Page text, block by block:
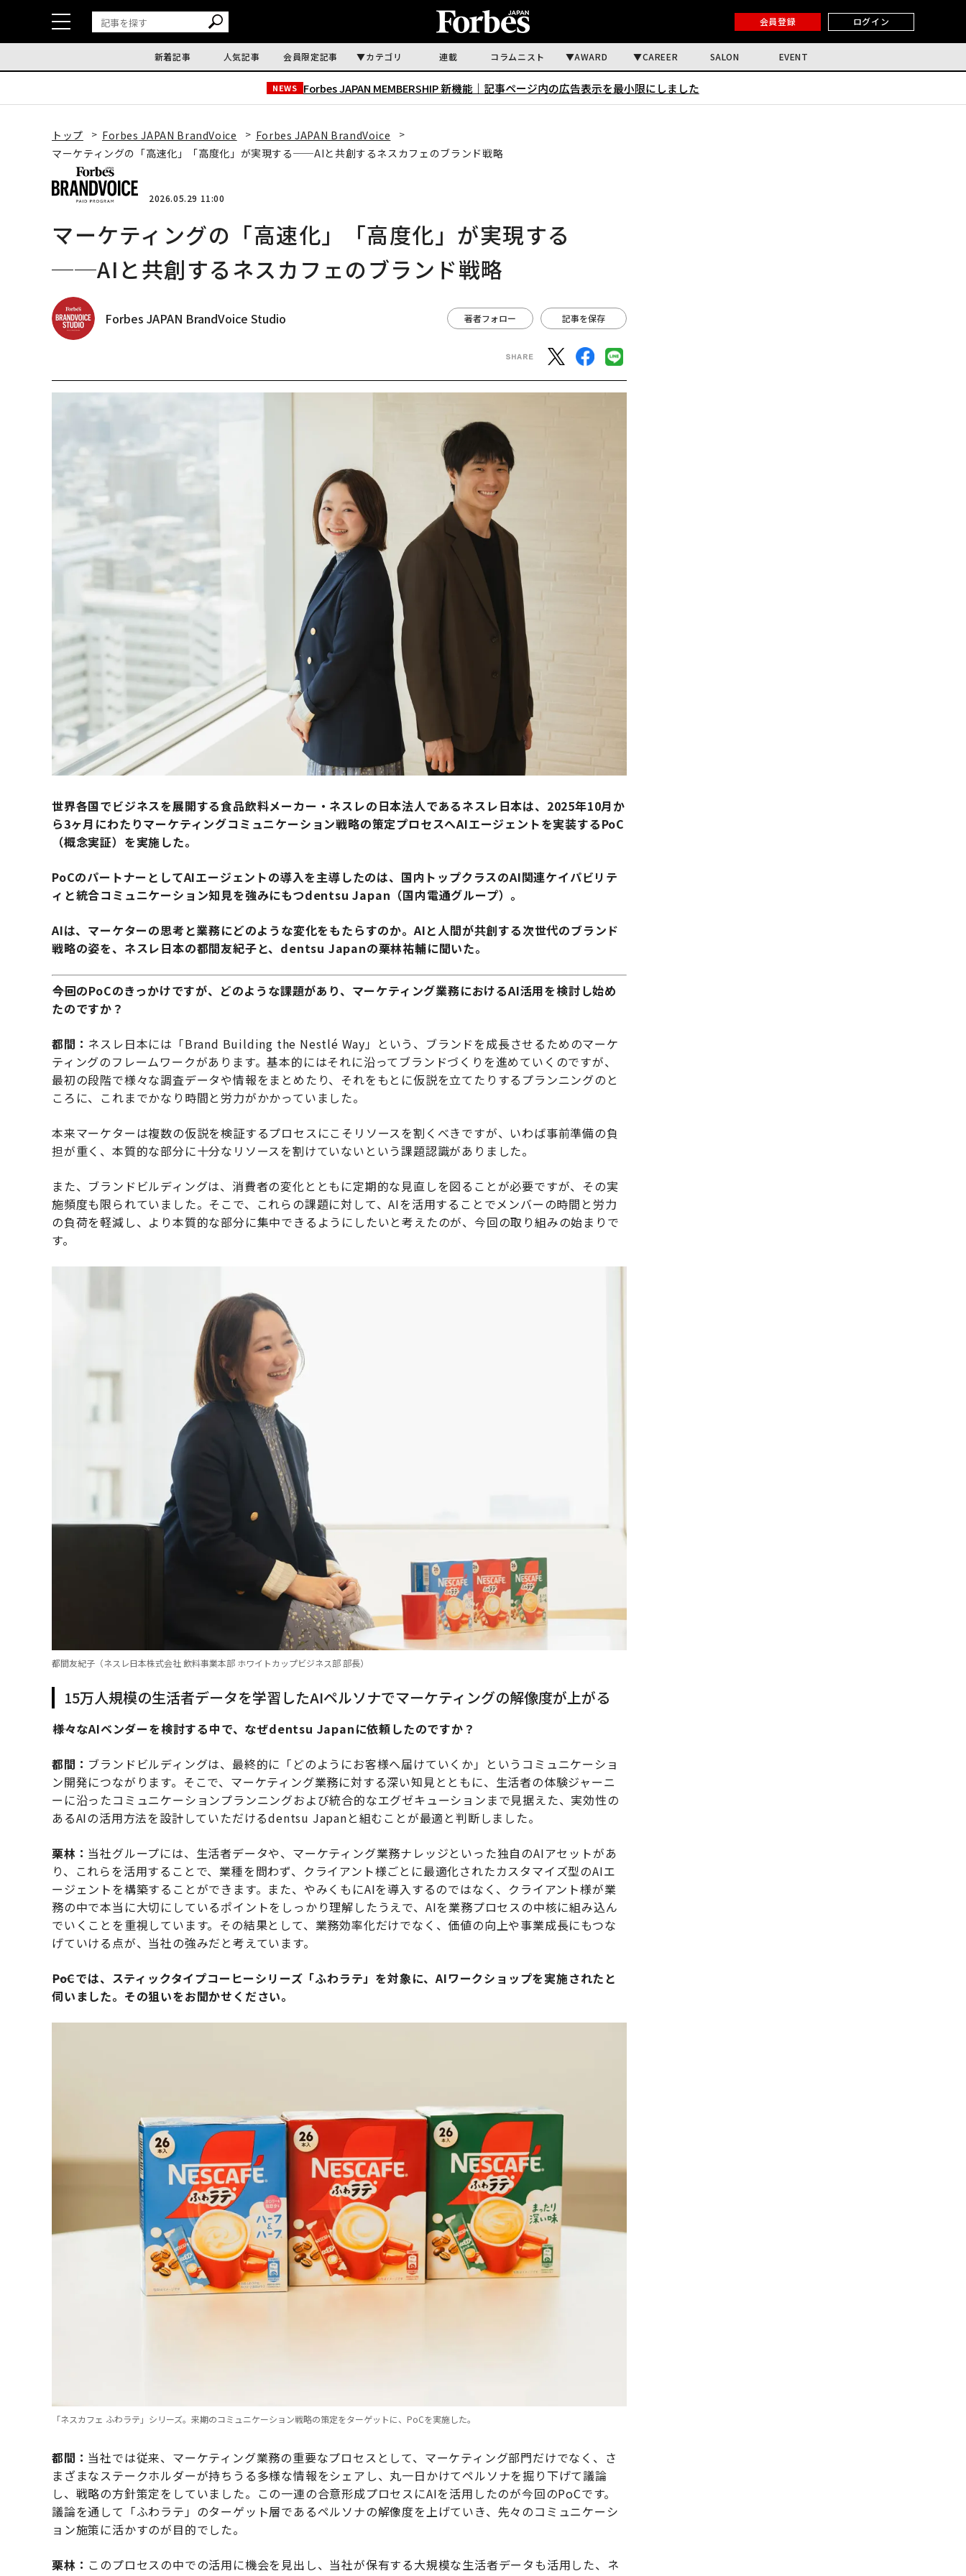
会員登録 ログイン
新着記事 人気記事 会員限定記事 カテゴリ 連載 コラムニスト AWARD CAREER SALON EVENT
NEWS Forbes JAPAN MEMBERSHIP 新機能｜ 記事ページ内の広告表示を最小限にしました
トップ Forbes JAPAN BrandVoice
Forbes JAPAN BrandVoice
マーケティングの「高速化」「高度化」が実現する──AIと共創するネスカフェのブランド戦略
2026.05.29 11:00
マーケティングの「高速化」「高度化」が実現する
──AIと共創するネスカフェのブランド戦略
Forbes JAPAN BrandVoice Studio 著者フォロー 記事を保存
世界各国でビジネスを展開する食品飲料メーカー・ネスレの日本法人であるネスレ日本は、2025年10月か
ら3ヶ月にわたりマーケティングコミュニケーション戦略の策定プロセスへAIエージェントを実装するPoC
（概念実証）を実施した。
PoCのパートナーとしてAIエージェントの導入を主導したのは、国内トップクラスのAI関連ケイパビリテ
ィと統合コミュニケーション知見を強みにもつdentsu Japan（国内電通グループ）。
AIは、マーケターの思考と業務にどのような変化をもたらすのか。AIと人間が共創する次世代のブランド
戦略の姿を、ネスレ日本の都間友紀子と、dentsu Japanの栗林祐輔に聞いた。
――今回のPoCのきっかけですが、どのような課題があり、マーケティング業務におけるAI活用を検討し始め
たのですか？
都間： ネスレ日本には「Brand Building the Nestlé Way」という、ブランドを成長させるためのマーケ
ティングのフレームワークがあります。基本的にはそれに沿ってブランドづくりを進めていくのですが、
最初の段階で様々な調査データや情報をまとめたり、それをもとに仮説を立てたりするプランニングのと
ころに、これまでかなり時間と労力がかかっていました。
本来マーケターは複数の仮説を検証するプロセスにこそリソースを割くべきですが、いわば事前準備の負
担が重く、本質的な部分に十分なリソースを割けていないという課題認識がありました。
また、ブランドビルディングは、消費者の変化とともに定期的な見直しを図ることが必要ですが、その実
施頻度も限られていました。そこで、これらの課題に対して、AIを活用することでメンバーの時間と労力
の負荷を軽減し、より本質的な部分に集中できるようにしたいと考えたのが、今回の取り組みの始まりで
す。
都間友紀子（ネスレ日本株式会社 飲料事業本部 ホワイトカップビジネス部 部長）
15万人規模の生活者データを学習したAIペルソナでマーケティングの解像度が上がる
――様々なAIベンダーを検討する中で、なぜdentsu Japanに依頼したのですか？
都間： ブランドビルディングは、最終的に「どのようにお客様へ届けていくか」というコミュニケーショ
ン開発につながります。そこで、マーケティング業務に対する深い知見とともに、生活者の体験ジャーニ
ーに沿ったコミュニケーションプランニングおよび統合的なエグゼキューションまで見据えた、実効性の
あるAIの活用方法を設計していただけるdentsu Japanと組むことが最適と判断しました。
栗林： 当社グループには、生活者データや、マーケティング業務ナレッジといった独自のAIアセットがあ
り、これらを活用することで、業種を問わず、クライアント様ごとに最適化されたカスタマイズ型のAIエ
ージェントを構築することができます。また、やみくもにAIを導入するのではなく、クライアント様が業
務の中で本当に大切にしているポイントをしっかり理解したうえで、AIを業務プロセスの中核に組み込ん
でいくことを重視しています。その結果として、業務効率化だけでなく、価値の向上や事業成長にもつな
げていける点が、当社の強みだと考えています。
――PoCでは、スティックタイプコーヒーシリーズ「ふわラテ」を対象に、AIワークショップを実施されたと
伺いました。その狙いをお聞かせください。
「ネスカフェ ふわラテ」シリーズ。来期のコミュニケーション戦略の策定をターゲットに、PoCを実施した。
都間： 当社では従来、マーケティング業務の重要なプロセスとして、マーケティング部門だけでなく、さ
まざまなステークホルダーが持ちうる多様な情報をシェアし、丸一日かけてペルソナを掘り下げて議論
し、戦略の方針策定をしていました。この一連の合意形成プロセスにAIを活用したのが今回のPoCです。
議論を通して「ふわラテ」のターゲット層であるペルソナの解像度を上げていき、先々のコミュニケーシ
ョン施策に活かすのが目的でした。
栗林： このプロセスの中での活用に機会を見出し、当社が保有する大規模な生活者データも活用した、ネ